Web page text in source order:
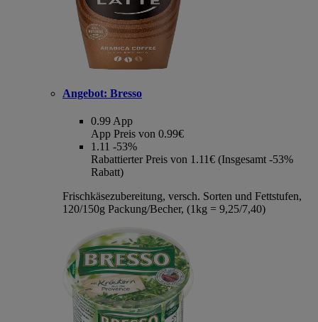
Angebot: Bresso
0.99 App
App Preis von 0.99€
1.11 -53%
Rabattierter Preis von 1.11€ (Insgesamt -53%
Rabatt)
Frischkäsezubereitung, versch. Sorten und Fettstufen,
120/150g Packung/Becher, (1kg = 9,25/7,40)